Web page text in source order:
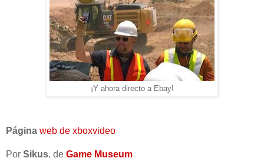
¡Y ahora directo a Ebay!
Página web de xboxvideo
Por Sikus, de Game Museum